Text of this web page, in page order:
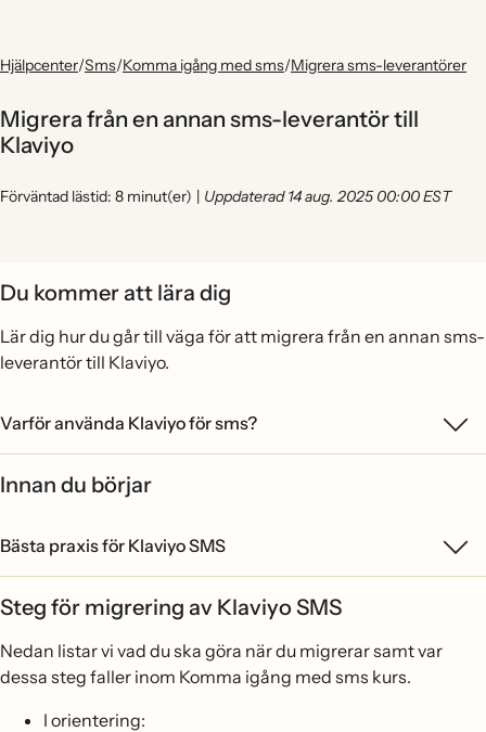
Hjälpcenter/Sms/Komma igång med sms/Migrera sms-leverantörer
Migrera från en annan sms-leverantör till
Klaviyo
Förväntad lästid: 8 minut(er) | Uppdaterad 14 aug. 2025 00:00 EST
Du kommer att lära dig
Lär dig hur du går till väga för att migrera från en annan sms-
leverantör till Klaviyo.
Varför använda Klaviyo för sms?
Innan du börjar
Bästa praxis för Klaviyo SMS
Steg för migrering av Klaviyo SMS
Nedan listar vi vad du ska göra när du migrerar samt var
dessa steg faller inom Komma igång med sms kurs.
I orientering: